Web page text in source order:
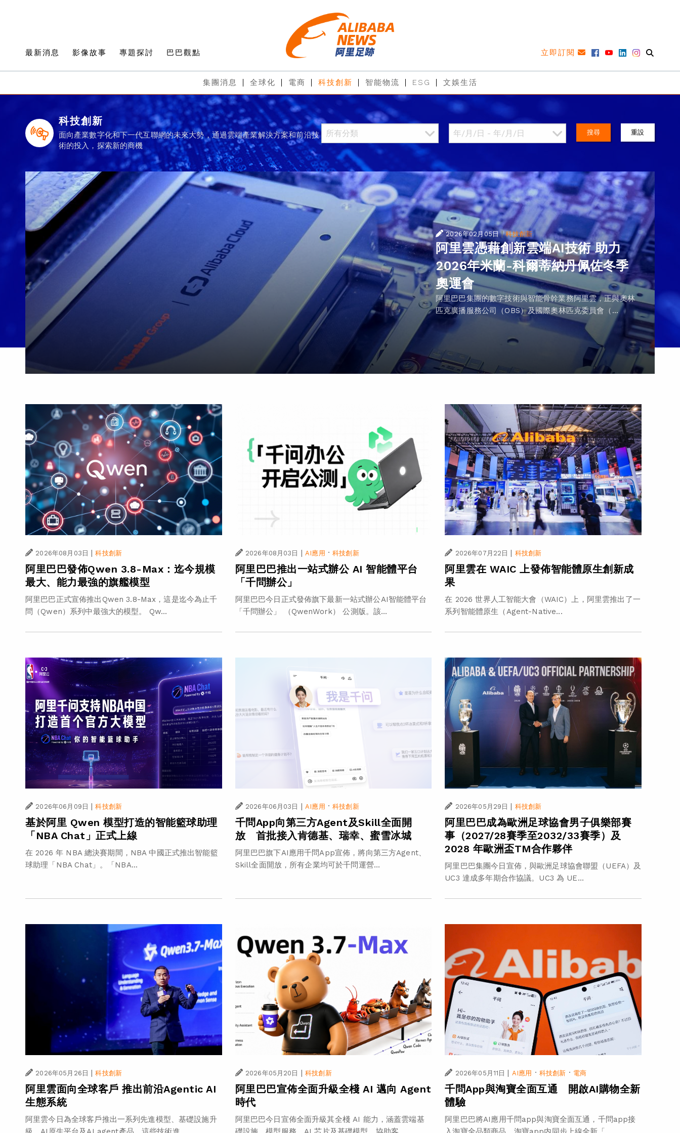
最新消息 影像故事 專題探討 巴巴觀點 立即訂閱
集團消息 全球化 電商 科技創新 智能物流 ESG 文娛生活
科技創新
面向產業數字化和下一代互聯網的未來大勢，通過雲端產業解決方案和前沿技
術的投入，探索新的商機
搜尋 重設
2026年02月05日 |科技創新
阿里雲憑藉創新雲端AI技術 助力
2026年米蘭-科爾蒂納丹佩佐冬季
奧運會
阿里巴巴集團的數字技術與智能骨幹業務阿里雲，正與奧林
匹克廣播服務公司（OBS）及國際奧林匹克委員會（...
2026年08月03日 | 科技創新
阿里巴巴發佈Qwen 3.8-Max：迄今規模
最大、能力最強的旗艦模型
阿里巴巴正式宣佈推出Qwen 3.8-Max，這是迄今為止千
問（Qwen）系列中最強大的模型。 Qw...
2026年08月03日 | AI應用 ·科技創新
阿里巴巴推出一站式辦公 AI 智能體平台
「千問辦公」
阿里巴巴今日正式發佈旗下最新一站式辦公AI智能體平台
「千問辦公」 （QwenWork） 公測版。該...
2026年07月22日 | 科技創新
阿里雲在 WAIC 上發佈智能體原生創新成
果
在 2026 世界人工智能大會（WAIC）上，阿里雲推出了一
系列智能體原生（Agent-Native...
2026年06月09日 | 科技創新
基於阿里 Qwen 模型打造的智能籃球助理
「NBA Chat」正式上線
在 2026 年 NBA 總決賽期間，NBA 中國正式推出智能籃
球助理「NBA Chat」。「NBA...
2026年06月03日 | AI應用 ·科技創新
千問App向第三方Agent及Skill全面開
放 首批接入肯德基、瑞幸、蜜雪冰城
阿里巴巴旗下AI應用千問App宣佈，將向第三方Agent、
Skill全面開放，所有企業均可於千問運營...
2026年05月29日 | 科技創新
阿里巴巴成為歐洲足球協會男子俱樂部賽
事（2027/28賽季至2032/33賽季）及
2028 年歐洲盃TM合作夥伴
阿里巴巴集團今日宣佈，與歐洲足球協會聯盟（UEFA）及
UC3 達成多年期合作協議。UC3 為 UE...
2026年05月26日 | 科技創新
阿里雲面向全球客戶 推出前沿Agentic AI
生態系統
阿里雲今日為全球客戶推出一系列先進模型、基礎設施升
2026年05月20日 | 科技創新
阿里巴巴宣佈全面升級全棧 AI 邁向 Agent
時代
阿里巴巴今日宣佈全面升級其全棧 AI 能力，涵蓋雲端基
2026年05月11日 | AI應用 · 科技創新 · 電商
千問App與淘寶全面互通 開啟AI購物全新
體驗
阿里巴巴將AI應用千問app與淘寶全面互通，千問app接